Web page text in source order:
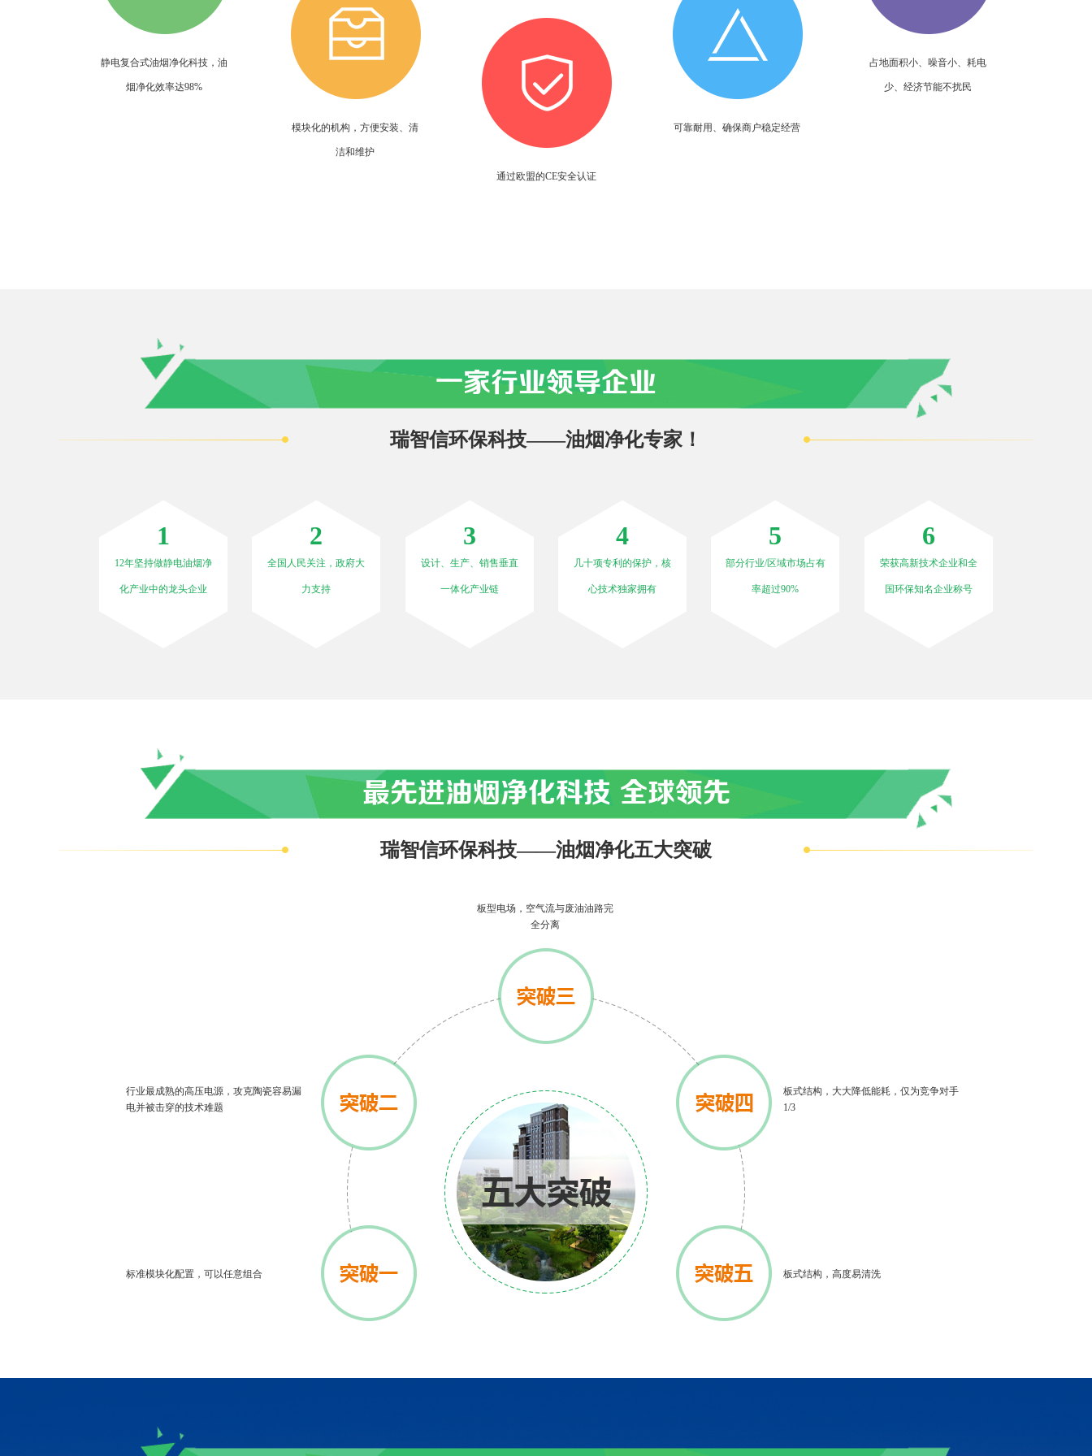
静电复合式油烟净化科技，油
烟净化效率达98%
模块化的机构，方便安装、清
洁和维护
通过欧盟的CE安全认证
可靠耐用、确保商户稳定经营
占地面积小、噪音小、耗电
少、经济节能不扰民
一家行业领导企业
瑞智信环保科技——油烟净化专家！
1
12年坚持做静电油烟净
化产业中的龙头企业
2
全国人民关注，政府大
力支持
3
设计、生产、销售垂直
一体化产业链
4
几十项专利的保护，核
心技术独家拥有
5
部分行业/区域市场占有
率超过90%
6
荣获高新技术企业和全
国环保知名企业称号
最先进油烟净化科技 全球领先
瑞智信环保科技——油烟净化五大突破
标准模块化配置，可以任意组合
行业最成熟的高压电源，攻克陶瓷容易漏
电并被击穿的技术难题
板型电场，空气流与废油油路完
全分离
板式结构，大大降低能耗，仅为竞争对手
1/3
板式结构，高度易清洗